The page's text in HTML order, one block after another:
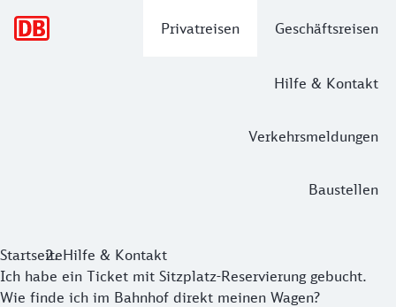
Privatreisen Geschäftsreisen
Hilfe & Kontakt
Verkehrsmeldungen
Baustellen
StartseiteHilfe & Kontakt
Ich habe ein Ticket mit Sitzplatz-Reservierung gebucht.
Wie finde ich im Bahnhof direkt meinen Wagen?